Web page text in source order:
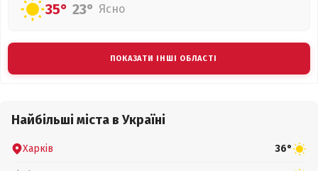
35° 23° Ясно
ПОКАЗАТИ ІНШІ ОБЛАСТІ
Найбільші міста в Україні
Харків 36°